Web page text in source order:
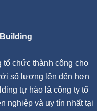
tổ chức thành công cho
số lượng lên đến hơn
tự hào là công ty tổ
nghiệp và uy tín nhất tại